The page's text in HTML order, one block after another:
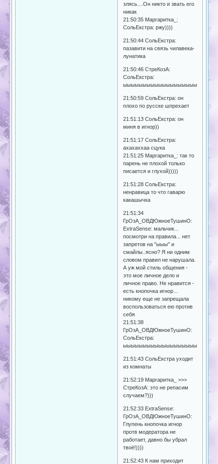
злясь....Он никто и звать его
никак
21:50:35 Маргаритка_:
СольЕкстра: ржу))))
21:50:44 СольЕкстра:
пазавити на связь чилавека-
лунатика
21:50:46 СтреКозА:
СольЕкстра:
ыыыыыыыыыыыыыыыыыыыыыыы
21:50:59 СольЕкстра: он
плохо по русске шпрехает
21:51:13 СольЕкстра: он
миня в игнор))
21:51:17 СольЕкстра:
ахахаххаа сцука
21:51:25 Маргаритка_: так то
парень не плохой только
писается и глухой)))))
21:51:28 СольЕкстра:
ненравица то что гаварю
какашычка
21:51:34
ГрОзА_ОВДЮжноеТушинО:
ExtraSense: мальчик...
посмотри на правила... нет
запретов на "ыыы" и
смайлы..ясно? Я ни одним
словом правил не нарушала.
А уж мой стиль общения -
это мое личное дело и
личное право. Не нравится -
есть кнопочка игнор...
никому еще не запрещала
воспользоваться ею против
себя
21:51:38
ГрОзА_ОВДЮжноеТушинО:
СольЕкстра:
21:51:43 СольЕкстра уходит
из комнаты
21:52:19 Маргаритка_ >>>
СтреКозА: это не репасим
случаем?)))
21:52:33 ExtraSense:
ГрОзА_ОВДЮжноеТушинО:
Глупень кнопочка игнор
протв модератора не
работает, давно бы убрал
твоё!))))
21:52:43 К нам приходит